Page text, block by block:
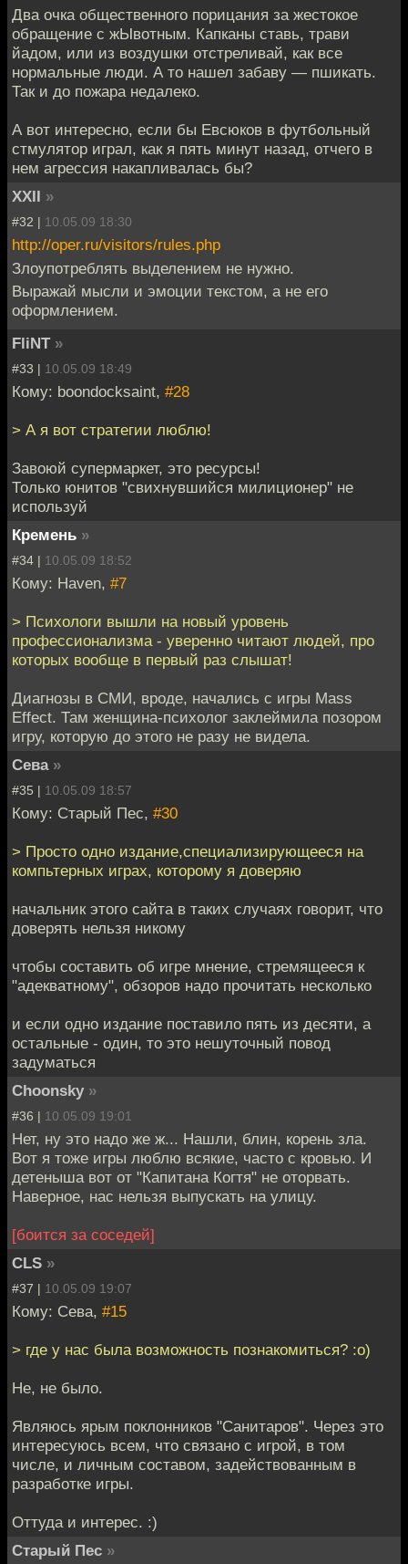
Два очка общественного порицания за жестокое
обращение с жЫвотным. Капканы ставь, трави
йадом, или из воздушки отстреливай, как все
нормальные люди. А то нашел забаву — пшикать.
Так и до пожара недалеко.
А вот интересно, если бы Евсюков в футбольный
стмулятор играл, как я пять минут назад, отчего в
нем агрессия накапливалась бы?
XXII »
#32 | 10.05.09 18:30
http://oper.ru/visitors/rules.php
Злоупотреблять выделением не нужно.
Выражай мысли и эмоции текстом, а не его
оформлением.
FliNT »
#33 | 10.05.09 18:49
Кому: boondocksaint, #28
> А я вот стратегии люблю!
Завоюй супермаркет, это ресурсы!
Только юнитов "свихнувшийся милиционер" не
используй
Кремень »
#34 | 10.05.09 18:52
Кому: Haven, #7
> Психологи вышли на новый уровень
профессионализма - уверенно читают людей, про
которых вообще в первый раз слышат!
Диагнозы в СМИ, вроде, начались с игры Mass
Effect. Там женщина-психолог заклеймила позором
игру, которую до этого не разу не видела.
Сева »
#35 | 10.05.09 18:57
Кому: Старый Пес, #30
> Просто одно издание,специализирующееся на
компьтерных играх, которому я доверяю
начальник этого сайта в таких случаях говорит, что
доверять нельзя никому
чтобы составить об игре мнение, стремящееся к
"адекватному", обзоров надо прочитать несколько
и если одно издание поставило пять из десяти, а
остальные - один, то это нешуточный повод
задуматься
Choonsky »
#36 | 10.05.09 19:01
Нет, ну это надо же ж... Нашли, блин, корень зла.
Вот я тоже игры люблю всякие, часто с кровью. И
детеныша вот от "Капитана Когтя" не оторвать.
Наверное, нас нельзя выпускать на улицу.
[боится за соседей]
CLS »
#37 | 10.05.09 19:07
Кому: Сева, #15
> где у нас была возможность познакомиться? :о)
Не, не было.
Являюсь ярым поклонников "Санитаров". Через это
интересуюсь всем, что связано с игрой, в том
числе, и личным составом, задействованным в
разработке игры.
Оттуда и интерес. :)
Старый Пес »